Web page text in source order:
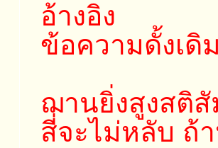
อ้างอิง
ข้อความดั้งเ
ฌานยิ่งสูงสติ
สี่จะไม่หลับ ถ้